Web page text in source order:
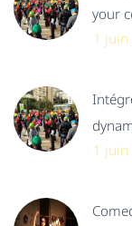
your
1 juin
1 juin